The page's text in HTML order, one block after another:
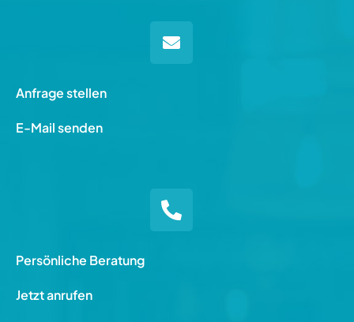
Anfrage stellen
E-Mail senden
Persönliche Beratung
Jetzt anrufen